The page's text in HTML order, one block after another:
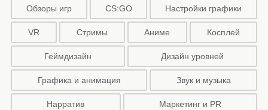
Обзоры игр CS:GO Настройки графики
VR Стримы Аниме Косплей
Геймдизайн Дизайн уровней
Графика и анимация Звук и музыка
Нарратив Маркетинг и PR